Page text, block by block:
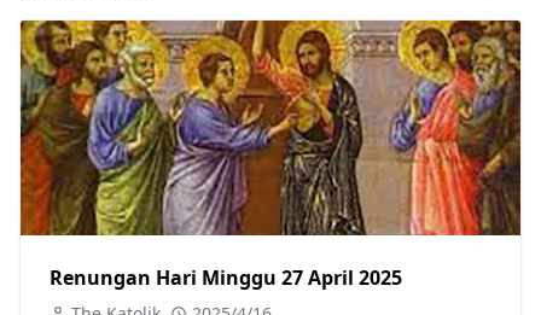
Renungan Hari Minggu 27 April 2025